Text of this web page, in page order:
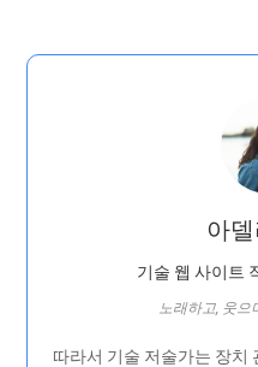
아
기술 웹 사이트
노래하고, 웃으
따라서 기술 저술가는 장치